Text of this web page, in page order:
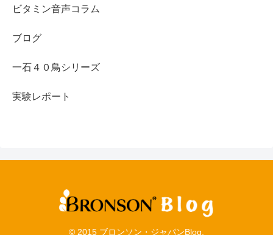
ビタミン音声コラム
ブログ
一石４０鳥シリーズ
実験レポート
© 2015 ブロンソン・ジャパンBlog.